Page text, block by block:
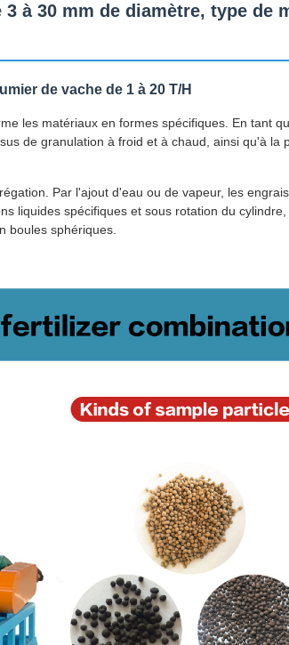
à 30 mm de diamètre, type de
de vache de 1 à 20 T/H
les matériaux en formes spécifiques. En tant
de granulation à froid et à chaud, ainsi qu'à la
Par l'ajout d'eau ou de vapeur, les
liquides spécifiques et sous rotation du
boules sphériques.